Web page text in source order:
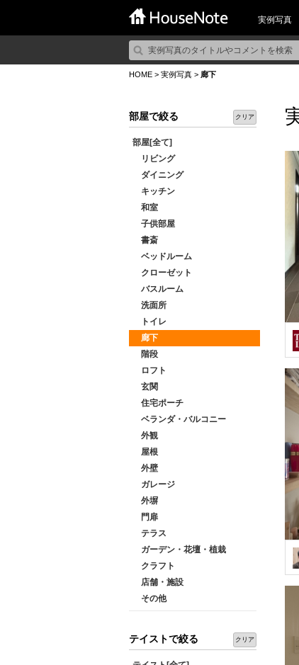
実例写真
HOME > 実例写真 > 廊下
部屋で絞る クリア
部屋[全て]
リビング
ダイニング
キッチン
和室
子供部屋
書斎
ベッドルーム
クローゼット
バスルーム
洗面所
トイレ
廊下
階段
ロフト
玄関
住宅ポーチ
ベランダ・バルコニー
外観
屋根
外壁
ガレージ
外塀
門扉
テラス
ガーデン・花壇・植栽
クラフト
店舗・施設
その他
テイストで絞る クリア